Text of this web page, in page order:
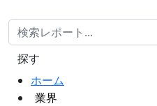
ホーム
業界
探す